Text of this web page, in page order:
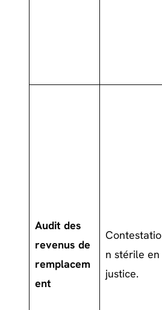
Audit des
revenus de
remplacem
ent
Contestatio
n stérile en
justice.